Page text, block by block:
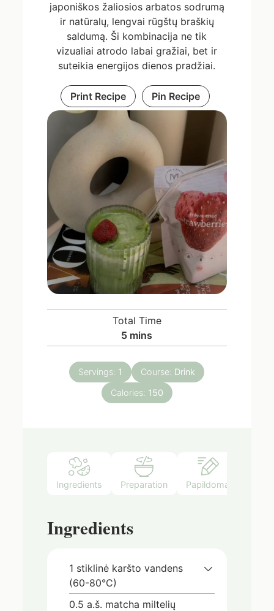
japoniškos žaliosios arbatos sodrumą
ir natūralų, lengvai rūgštų braškių
saldumą. Ši kombinacija ne tik
vizualiai atrodo labai gražiai, bet ir
suteikia energijos dienos pradžiai.
Print Recipe Pin Recipe
Total Time
5 mins
Servings: 1 Course: Drink
Calories: 150
Ingredients Preparation Papildomai
Ingredients
1 stiklinė karšto vandens
(60-80°C)
0.5 a.š. matcha miltelių